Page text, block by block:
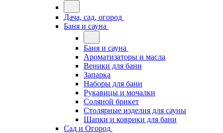
Дача, сад, огород
Баня и сауна
Баня и сауна
Ароматизаторы и масла
Веники для бани
Запарка
Наборы для бани
Рукавицы и мочалки
Соляной брикет
Столярные изделия для сауны
Шапки и коврики для бани
Сад и Огород